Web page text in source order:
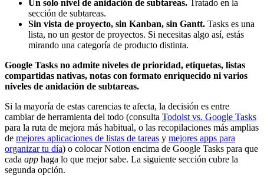
Un solo nivel de anidación de subtareas. Tratado en la
sección de subtareas.
Sin vista de proyecto, sin Kanban, sin Gantt. Tasks es una
lista, no un gestor de proyectos. Si necesitas algo así, estás
mirando una categoría de producto distinta.
Google Tasks no admite niveles de prioridad, etiquetas, listas
compartidas nativas, notas con formato enriquecido ni varios
niveles de anidación de subtareas.
Si la mayoría de estas carencias te afecta, la decisión es entre
cambiar de herramienta del todo (consulta Todoist vs. Google Tasks
para la ruta de mejora más habitual, o las recopilaciones más amplias
de mejores aplicaciones de listas de tareas y mejores apps para
organizar tu día) o colocar Notion encima de Google Tasks para que
cada app haga lo que mejor sabe. La siguiente sección cubre la
segunda opción.